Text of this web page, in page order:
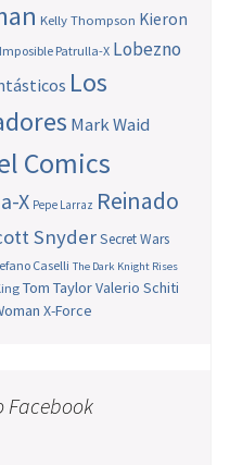
Kelly Thompson Kieron
Patrulla-X Lobezno
Los
Mark Waid
Comics
X Pepe Larraz Reinado
SnyderSecret Wars
Caselli The Dark Knight Rises
Tom TaylorValerio Schiti
X-Force
Facebook